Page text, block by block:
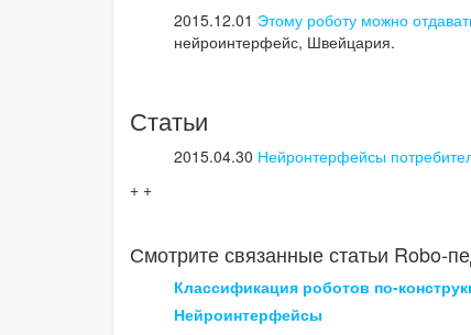
2015.12.01 Этому роботу можно
нейроинтерфейс, Швейцария.
Статьи
2015.04.30 Нейронтерфейсы
+ +
Смотрите связанные статьи Robo-
Классификация роботов по-
Нейроинтерфейсы